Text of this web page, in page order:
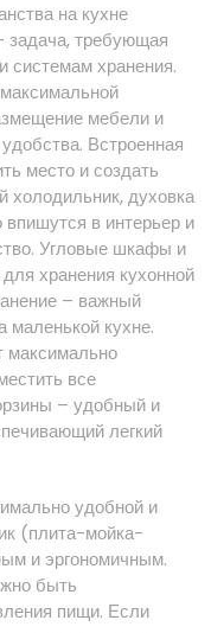
на кухне
требующая
системам хранения.
мебели и
Встроенная
место и создать
холодильник, духовка
в интерьер и
Угловые шкафы и
хранения кухонной
– важный
маленькой кухне.
максимально
все
– удобный и
легкий
удобной и
(плита-мойка-
и эргономичным.
быть
пищи. Если